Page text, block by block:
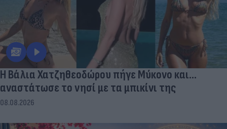
Η Βάλια Χατζηθεοδώρου πήγε Μύκονο και...
αναστάτωσε το νησί με τα μπικίνι της
08.08.2026